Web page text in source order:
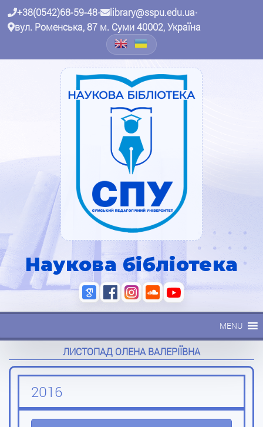
+38(0542)68-59-48• library@sspu.edu.ua•
вул. Роменська, 87 м. Суми 40002, Україна
Наукова бібліотека
MENU
ЛИСТОПАД ОЛЕНА ВАЛЕРІЇВНА
2016